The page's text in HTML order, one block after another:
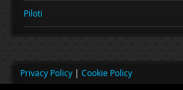
Piloti
Privacy Policy | Cookie Policy